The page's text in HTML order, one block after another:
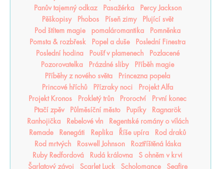
Panův tajemný odkaz
Pasažérka
Percy Jackson
Pěškopisy
Phobos Píseň zimy
Plující svět
Pod štítem magie
pomaláromantika
Pomněnka
Pomsta & rozbřesk
Popel a duše
Poslední Finestra
Poslední hodina
Poušť v plamenech
Pozlacené
Pozorovatelka
Prázdné sliby
Příběh magie
Příběhy z nového světa
Princezna popela
Princové hříchů
Přízraky noci
Projekt Alfa
Projekt Kronos
Prokletý trůn Proroctví
První konec
Ptačí zpěv
Půlměsíční město Pupíky
Ragnarök
Ranhojička
Rebelové vln
Regentské romány o vílách
Remade
Renegáti Replika Říše upíra
Rod draků
Rod mrtvých
Roswell Johnson
Roztříštěná láska
Ruby Redfordová
Rudá královna
S ohněm v krvi
Šarlatový závoj
Scarlet Luck Scholomance
Seafire